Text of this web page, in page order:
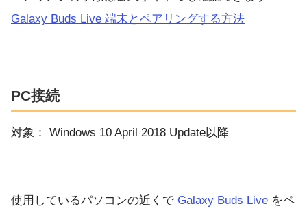
Galaxy Buds Live 端末とペアリングする方法
PC接続
対象： Windows 10 April 2018 Update以降
使用しているパソコンの近くで Galaxy Buds Live をペ